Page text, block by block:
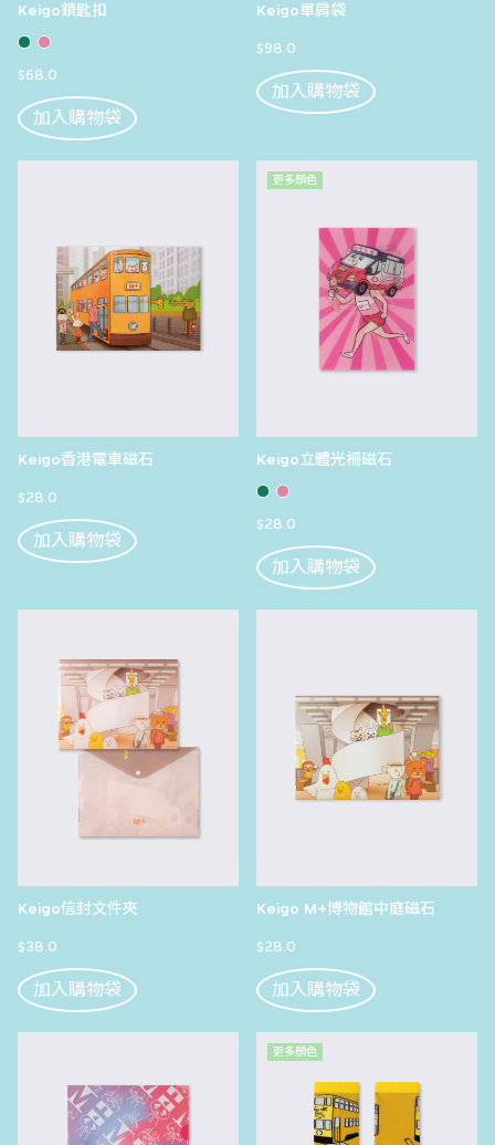
Keigo鎖匙扣
$68.0
加入購物袋
Keigo單肩袋
$98.0
加入購物袋
Keigo香港電車磁石
$28.0
加入購物袋
更多顏色
Keigo立體光柵磁石
$28.0
加入購物袋
Keigo信封文件夾
$38.0
加入購物袋
Keigo M+博物館中庭磁石
$28.0
加入購物袋
更多顏色